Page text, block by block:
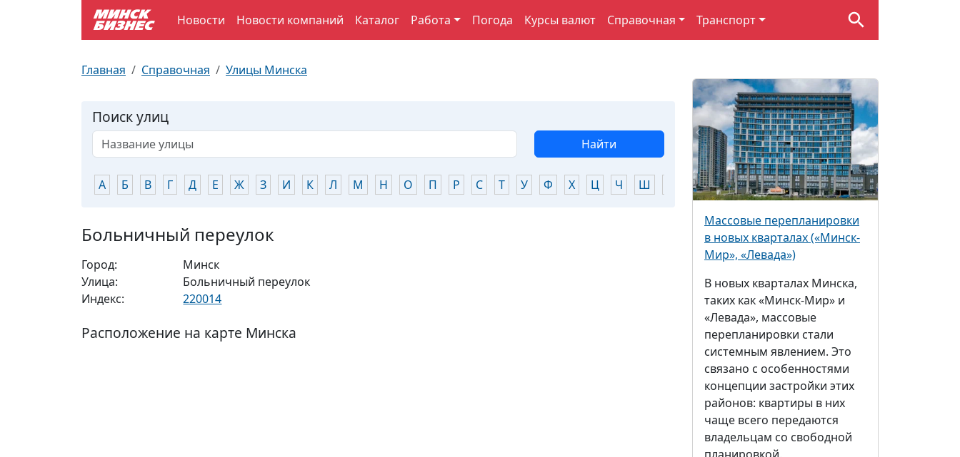
Новости Новости компаний Каталог Работа Погода Курсы валют Справочная Транспорт
Главная Справочная Улицы Минска
Поиск улиц
Найти
А Б В Г Д Е Ж З И К Л М Н О П Р С Т У Ф Х Ц Ч Ш Ю Я
Больничный переулок
Город:
Минск
Улица:
Больничный переулок
Индекс:
220014
Расположение на карте Минска
Массовые перепланировки
в новых кварталах («Минск-
Мир», «Левада»)
В новых кварталах Минска,
таких как «Минск-Мир» и
«Левада», массовые
перепланировки стали
системным явлением. Это
связано с особенностями
концепции застройки этих
районов: квартиры в них
чаще всего передаются
владельцам со свободной
Почтовые индексы
Документы для ЗАГСа